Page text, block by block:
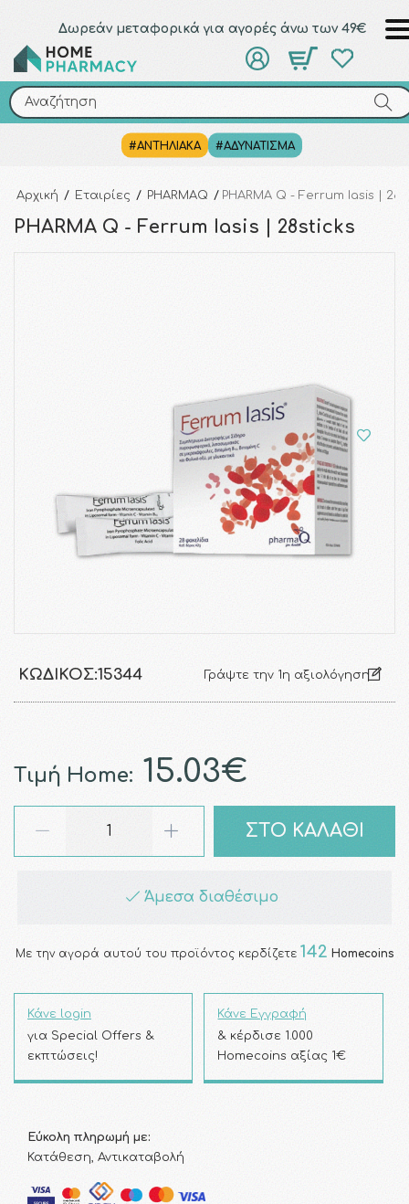
Δωρεάν μεταφορικά για αγορές άνω των 49€
Αναζήτηση
#ΑΝΤΗΛΙΑΚΑ #ΑΔΥΝΑΤΙΣΜΑ
Αναζήτηση
Αρχική / Εταιρίες / PHARMAQ / PHARMA Q - Ferrum Iasis |
PHARMA Q - Ferrum Iasis | 28sticks
ΚΩΔΙΚΌΣ:15344 Γράψτε την 1η αξιολόγηση
Τιμή Home: 15.03€
ΣΤΟ ΚΑΛΑΘΙ
Άμεσα διαθέσιμο
Με την αγορά αυτού του προϊόντος κερδίζετε 142 Homecoins
Κάνε login
για Special Offers &
εκπτώσεις!
Κάνε Εγγραφή
& κέρδισε 1.000
Homecoins αξίας 1€
Εύκολη πληρωμή με:
Κατάθεση, Αντικαταβολή